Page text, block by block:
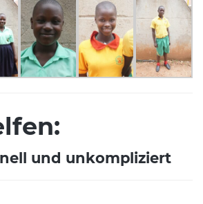
und unkompliziert